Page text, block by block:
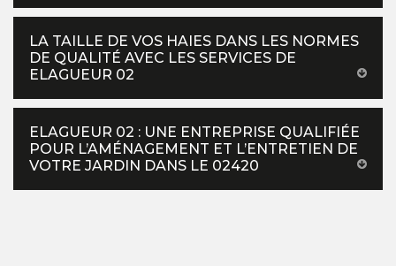
LA TAILLE DE VOS HAIES DANS LES NORMES
DE QUALITÉ AVEC LES SERVICES DE
ELAGUEUR 02
ELAGUEUR 02 : UNE ENTREPRISE QUALIFIÉE
POUR L’AMÉNAGEMENT ET L’ENTRETIEN DE
VOTRE JARDIN DANS LE 02420